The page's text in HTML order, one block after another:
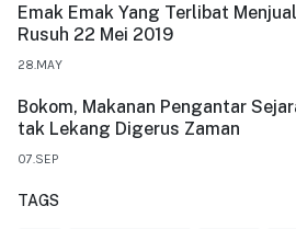
Emak Emak Yang Terlibat
Rusuh 22 Mei 2019
28.MAY
Bokom, Makanan Pengantar
tak Lekang Digerus Zaman
07.SEP
TAGS